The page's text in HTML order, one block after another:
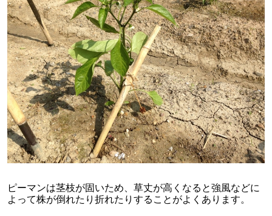
ピーマンは茎枝が固いため、草丈が高くなると強風などに
よって株が倒れたり折れたりすることがよくあります。